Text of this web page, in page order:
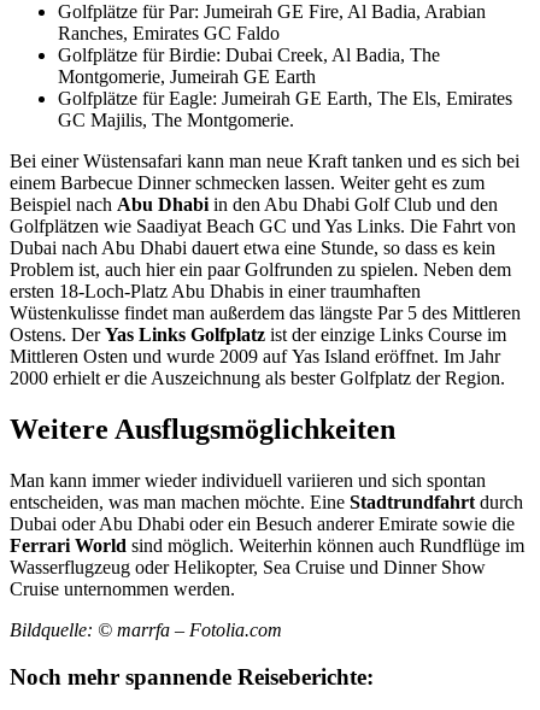
Golfplätze für Par: Jumeirah GE Fire, Al Badia, Arabian
Ranches, Emirates GC Faldo
Golfplätze für Birdie: Dubai Creek, Al Badia, The
Montgomerie, Jumeirah GE Earth
Golfplätze für Eagle: Jumeirah GE Earth, The Els, Emirates
GC Majilis, The Montgomerie.
Bei einer Wüstensafari kann man neue Kraft tanken und es sich bei
einem Barbecue Dinner schmecken lassen. Weiter geht es zum
Beispiel nach Abu Dhabi in den Abu Dhabi Golf Club und den
Golfplätzen wie Saadiyat Beach GC und Yas Links. Die Fahrt von
Dubai nach Abu Dhabi dauert etwa eine Stunde, so dass es kein
Problem ist, auch hier ein paar Golfrunden zu spielen. Neben dem
ersten 18-Loch-Platz Abu Dhabis in einer traumhaften
Wüstenkulisse findet man außerdem das längste Par 5 des Mittleren
Ostens. DerYas Links Golfplatz ist der einzige Links Course im
Mittleren Osten und wurde 2009 auf Yas Island eröffnet. Im Jahr
2000 erhielt er die Auszeichnung als bester Golfplatz der Region.
Weitere Ausflugsmöglichkeiten
Man kann immer wieder individuell variieren und sich spontan
entscheiden, was man machen möchte. Eine Stadtrundfahrt durch
Dubai oder Abu Dhabi oder ein Besuch anderer Emirate sowie die
Ferrari World sind möglich. Weiterhin können auch Rundflüge im
Wasserflugzeug oder Helikopter, Sea Cruise und Dinner Show
Cruise unternommen werden.
Bildquelle: © marrfa – Fotolia.com
Noch mehr spannende Reiseberichte: